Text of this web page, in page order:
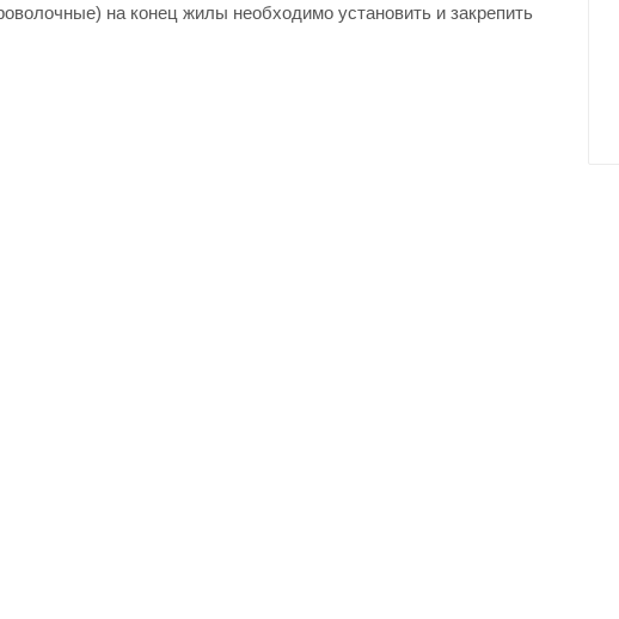
на конец жилы необходимо установить и закрепить